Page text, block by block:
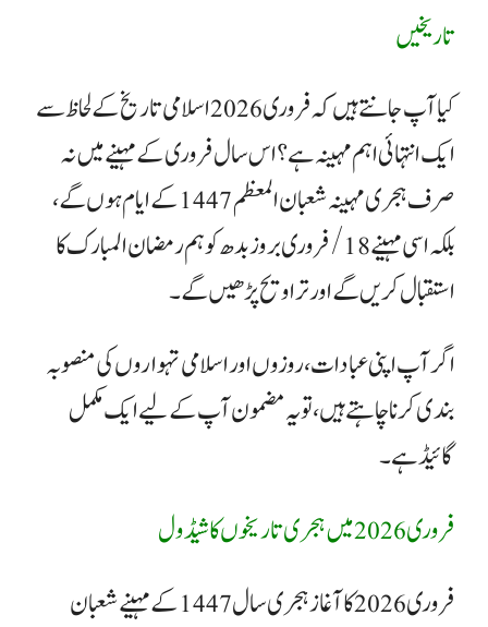
تاریخیں
​کیا آپ جانتے ہیں کہ فروری 2026 اسلامی تاریخ کے لحاظ سے
ایک انتہائی اہم مہینہ ہے؟ اس سال فروری کے مہینے میں نہ
صرف ہجری مہینہ شعبان المعظم 1447 کے ایام ہوں گے،
بلکہ اسی مہینے 18/ فروری بروز بدھ کو ہم رمضان المبارک کا
استقبال کریں گے اور تراویح پڑھیں گے۔
​اگر آپ اپنی عبادات، روزوں اور اسلامی تہواروں کی منصوبہ
بندی کرنا چاہتے ہیں، تو یہ مضمون آپ کے لیے ایک مکمل
گائیڈ ہے۔
فروری 2026 میں ہجری تاریخوں کا شیڈول
​فروری 2026 کا آغاز ہجری سال 1447 کے مہینے شعبان